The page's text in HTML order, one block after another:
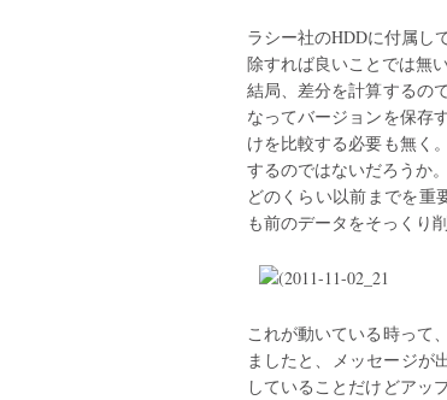
ラシー社のHDDに付属し
除すれば良いことでは無
結局、差分を計算するの
なってバージョンを保存
けを比較する必要も無く
するのではないだろうか。
どのくらい以前までを重
も前のデータをそっくり
これが動いている時って
ましたと、メッセージが
していることだけどアッ